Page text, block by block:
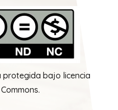
protegida bajo licencia